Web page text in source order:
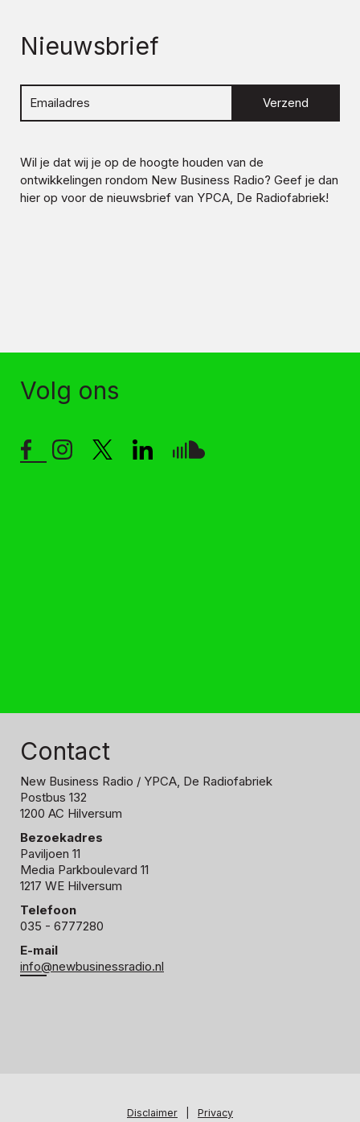
Nieuwsbrief
Verzend
Wil je dat wij je op de hoogte houden van de
ontwikkelingen rondom New Business Radio? Geef je dan
hier op voor de nieuwsbrief van YPCA, De Radiofabriek!
Volg ons
Contact
New Business Radio / YPCA, De Radiofabriek
Postbus 132
1200 AC Hilversum
Bezoekadres
Paviljoen 11
Media Parkboulevard 11
1217 WE Hilversum
Telefoon
035 - 6777280
E-mail
info@newbusinessradio.nl
Disclaimer Privacy